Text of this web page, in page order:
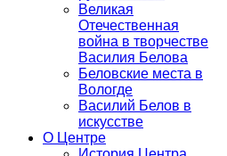
Великая
Отечественная
война в творчестве
Василия Белова
Беловские места в
Вологде
Василий Белов в
искусстве
О Центре